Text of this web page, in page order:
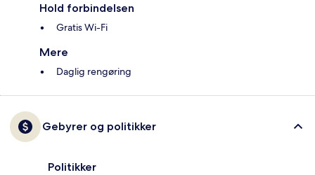
Hold forbindelsen
Gratis Wi-Fi
Mere
Daglig rengøring
Gebyrer og politikker
Politikker